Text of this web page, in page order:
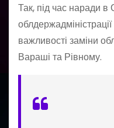
Так, під час наради
важливості заміни
Вараші та Рівному.